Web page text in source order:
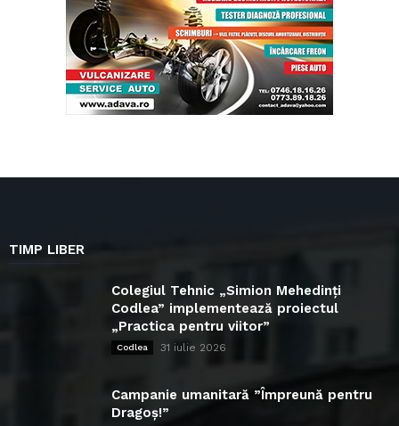
TIMP LIBER
Colegiul Tehnic „Simion Mehedinți
Codlea” implementează proiectul
„Practica pentru viitor”
Codlea 31 iulie 2026
Campanie umanitară ”Împreună pentru
Dragoș!”